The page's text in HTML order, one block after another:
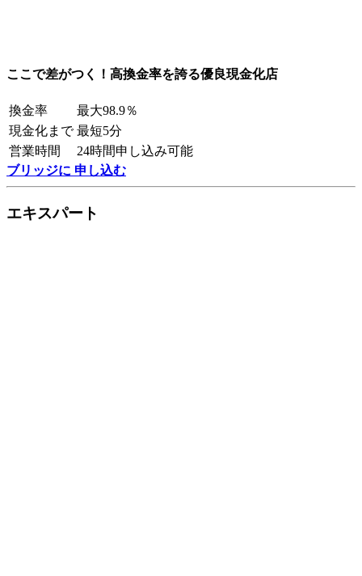
ここで差がつく！高換金率を誇る優良現金化店
換金率
最大98.9％
現金化まで 最短5分
営業時間
24時間申し込み可能
ブリッジに 申し込む
エキスパート